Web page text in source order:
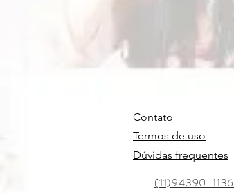
Contato
Termos de uso
Dúvidas frequentes
(11)94390-1136